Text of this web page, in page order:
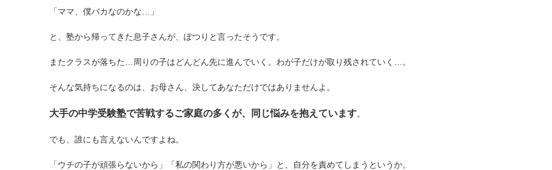
「ママ、僕バカなのかな…」
と、塾から帰ってきた息子さんが、ぽつりと言ったそうです。
またクラスが落ちた…周りの子はどんどん先に進んでいく。わが子だけが取り残されていく…。
そんな気持ちになるのは、お母さん、決してあなただけではありませんよ。
大手の中学受験塾で苦戦するご家庭の多くが、同じ悩みを抱えています。
でも、誰にも言えないんですよね。
「ウチの子が頑張らないから」「私の関わり方が悪いから」と、自分を責めてしまうというか。